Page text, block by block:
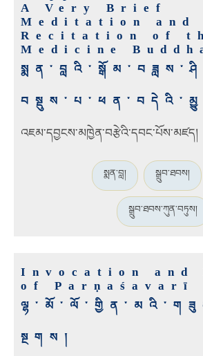
A Very Brief
Meditation and
Recitation of
Medicine
འཇམ་དབྱངས་མཁྱེན་བརྩེའི་དབང་པོས་མཛད།
སྨན་བླ། སྒྲུབ་ཐབས།
སྒྲུབ་ཐབས་ཀུན་བཏུས།
Invocation and
of Parṇaśavarī
སྔགས།